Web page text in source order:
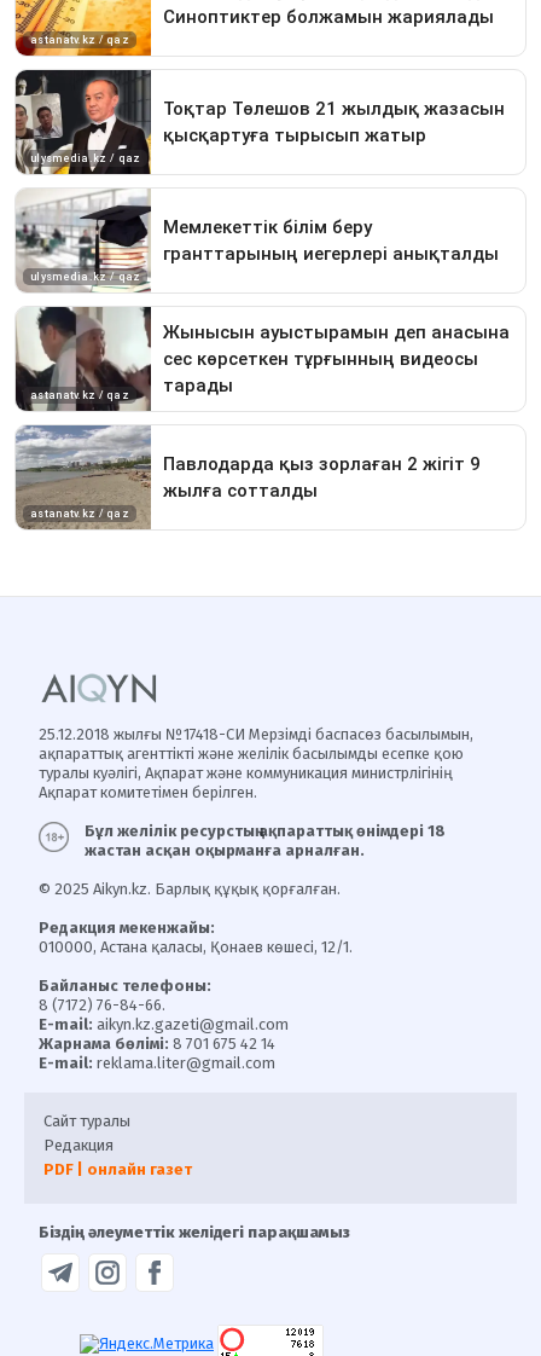
25.12.2018 жылғы №17418-СИ Мерзімді баспасөз басылымын,
ақпараттық агенттікті және желілік басылымды есепке қою
туралы куәлігі, Ақпарат және коммуникация министрлігінің
Ақпарат комитетімен берілген.
Бұл желілік ресурстың ақпараттық өнімдері 18
жастан асқан оқырманға арналған.
© 2025 Aikyn.kz. Барлық құқық қорғалған.
Редакция мекенжайы:
010000, Астана қаласы, Қонаев көшесі, 12/1.
Байланыс телефоны:
8 (7172) 76-84-66.
E-mail: aikyn.kz.gazeti@gmail.com
Жарнама бөлімі: 8 701 675 42 14
E-mail: reklama.liter@gmail.com
Сайт туралы
Редакция
PDF | онлайн газет
Біздің әлеуметтік желідегі парақшамыз